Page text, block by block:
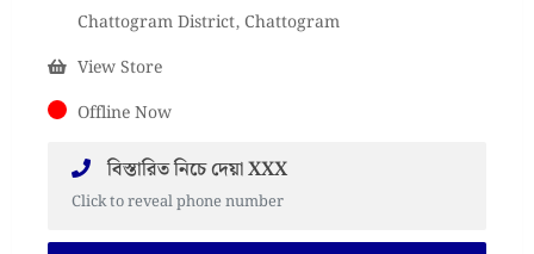
Chattogram District, Chattogram
View Store
Offline Now
বিস্তারিত নিচে দেয়া XXX
Click to reveal phone number